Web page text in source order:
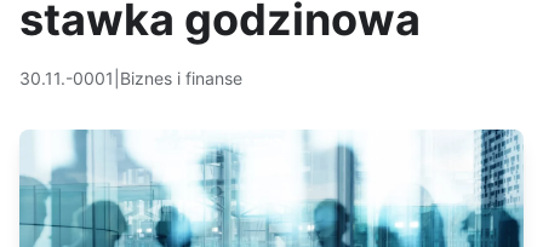
stawka godzinowa
30.11.-0001 Biznes i finanse